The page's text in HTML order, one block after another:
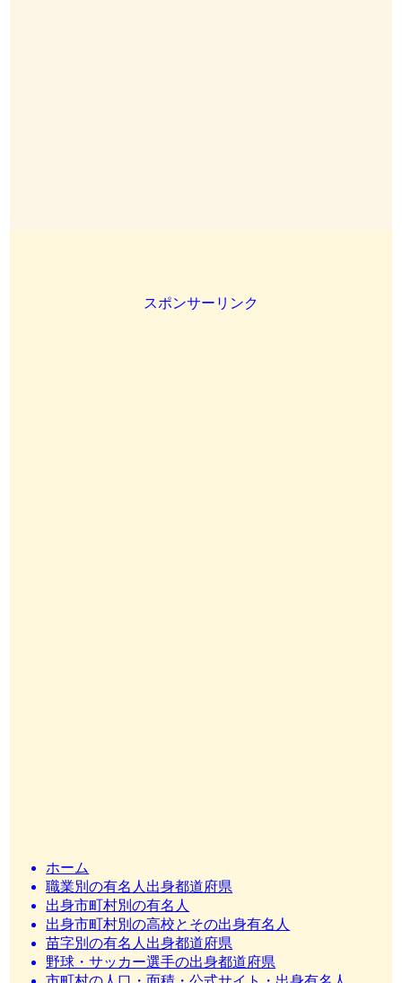
スポンサーリンク
ホーム
職業別の有名人出身都道府県
出身市町村別の有名人
出身市町村別の高校とその出身有名人
苗字別の有名人出身都道府県
野球・サッカー選手の出身都道府県